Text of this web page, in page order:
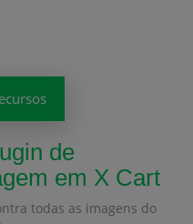
de
em X Cart
todas as imagens do